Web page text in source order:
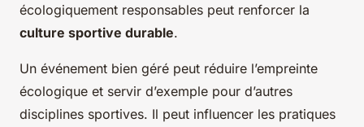
écologiquement responsables peut renforcer la
culture sportive durable.
Un événement bien géré peut réduire l’empreinte
écologique et servir d’exemple pour d’autres
disciplines sportives. Il peut influencer les pratiques